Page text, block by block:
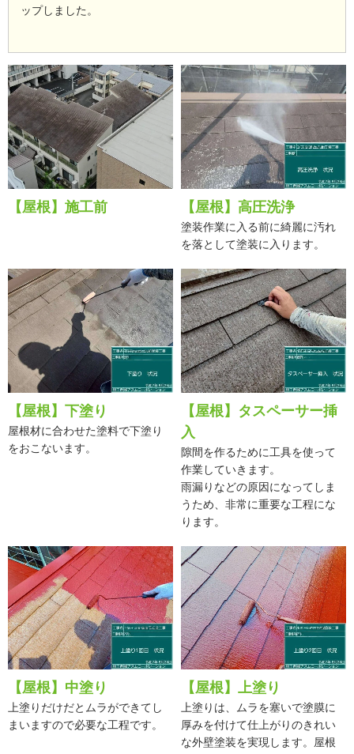
ップしました。
【屋根】施工前 【屋根】高圧洗浄
塗装作業に入る前に綺麗に汚れ
を落として塗装に入ります。
【屋根】下塗り
屋根材に合わせた塗料で下塗り
をおこないます。
【屋根】タスペーサー挿
入
隙間を作るために工具を使って
作業していきます。
雨漏りなどの原因になってしま
うため、非常に重要な工程にな
ります。
【屋根】中塗り
上塗りだけだとムラができてし
まいますので必要な工程です。
【屋根】上塗り
上塗りは、ムラを塞いで塗膜に
厚みを付けて仕上がりのきれい
な外壁塗装を実現します。屋根